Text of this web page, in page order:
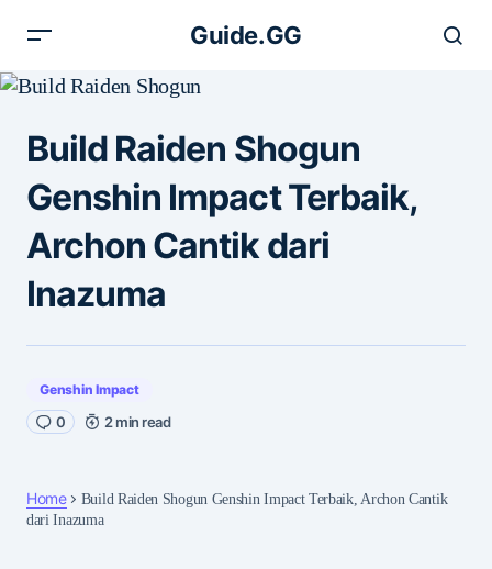
Guide.GG
Build Raiden Shogun
Genshin Impact Terbaik,
Archon Cantik dari
Inazuma
Genshin Impact
0 2 min read
Home
Build Raiden Shogun Genshin Impact Terbaik, Archon Cantik
dari Inazuma